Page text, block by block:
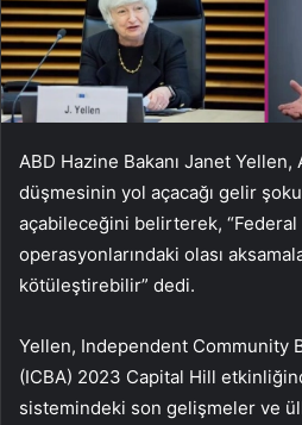
ABD Hazine Bakanı Janet Yellen,
düşmesinin yol açacağı gelir
açabileceğini belirterek,
operasyonlarındaki olası
kötüleştirebilir” dedi.
Yellen, Independent Community
(ICBA) 2023 Capital Hill
sistemindeki son gelişmeler ve